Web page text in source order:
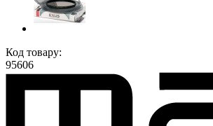
Код товару:
95606